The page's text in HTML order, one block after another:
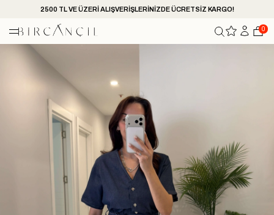
2500 TL VE ÜZERİ ALIŞVERİŞLERİNİZDE ÜCRETSİZ KARGO!
0